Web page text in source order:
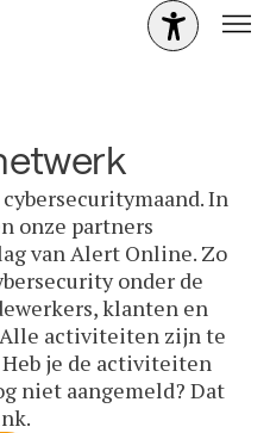
In
onze partners
van Alert Online. Zo
onder de
klanten en
activiteiten zijn te
je de activiteiten
niet aangemeld? Dat